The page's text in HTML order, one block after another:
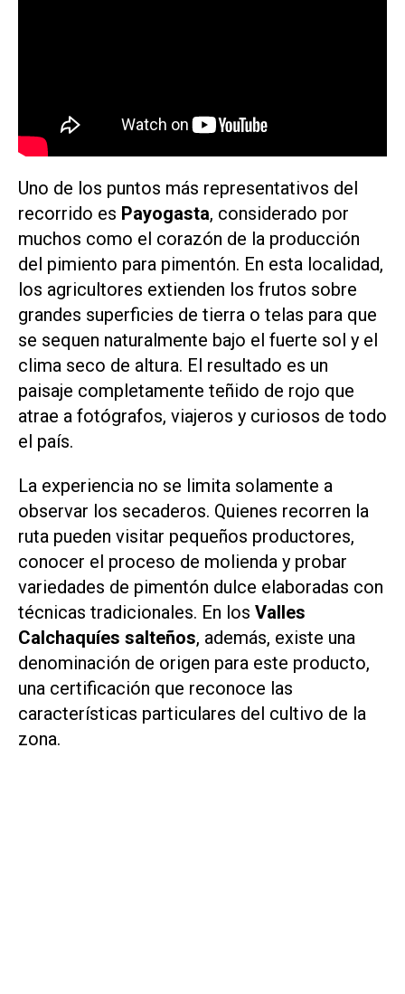
Uno de los puntos más representativos del
recorrido es Payogasta, considerado por
muchos como el corazón de la producción
del pimiento para pimentón. En esta localidad,
los agricultores extienden los frutos sobre
grandes superficies de tierra o telas para que
se sequen naturalmente bajo el fuerte sol y el
clima seco de altura. El resultado es un
paisaje completamente teñido de rojo que
atrae a fotógrafos, viajeros y curiosos de todo
el país.
La experiencia no se limita solamente a
observar los secaderos. Quienes recorren la
ruta pueden visitar pequeños productores,
conocer el proceso de molienda y probar
variedades de pimentón dulce elaboradas con
técnicas tradicionales. En los Valles
Calchaquíes salteños, además, existe una
denominación de origen para este producto,
una certificación que reconoce las
características particulares del cultivo de la
zona.